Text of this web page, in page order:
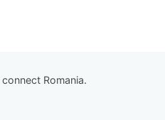
Romania.